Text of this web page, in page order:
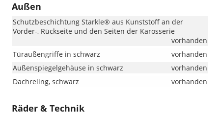
Außen
Schutzbeschichtung Starkle® aus Kunststoff an der
Vorder-, Rückseite und den Seiten der Karosserie
vorhanden
Türaußengriffe in schwarz
vorhanden
Außenspiegelgehäuse in schwarz
vorhanden
Dachreling, schwarz
vorhanden
Räder & Technik